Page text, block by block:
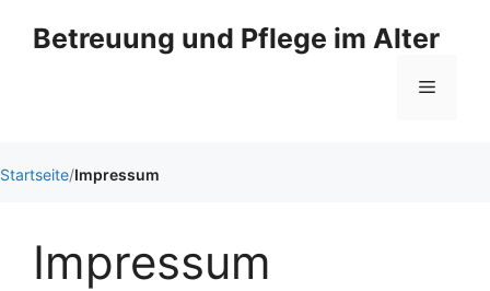
InhaltBetreuung und Pflege im Alter
Menü
Startseite/Impressum
Impressum